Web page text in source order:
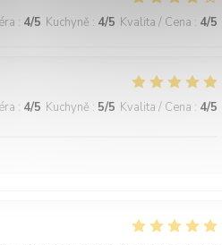
: 4/5 Kuchyně : 4/5 Kvalita / Cena : 4/5
: 4/5 Kuchyně : 5/5 Kvalita / Cena : 4/5